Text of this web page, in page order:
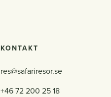
KONTAKT
res@safariresor.se
+46 72 200 25 18